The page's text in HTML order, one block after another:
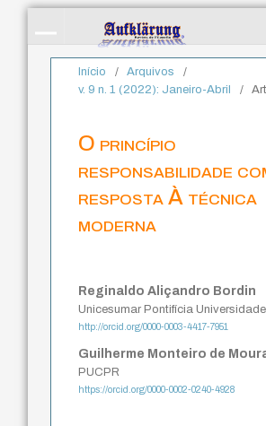
Início / Arquivos
/
v. 9 n. 1 (2022): Janeiro-Abril
/
O princípio
responsabilidade
resposta À técnica
moderna
Reginaldo Aliçandro Bordin
Unicesumar Pontifícia
http://orcid.org/0000-0003-4417-7951
Guilherme Monteiro de
PUCPR
https://orcid.org/0000-0002-0240-4928